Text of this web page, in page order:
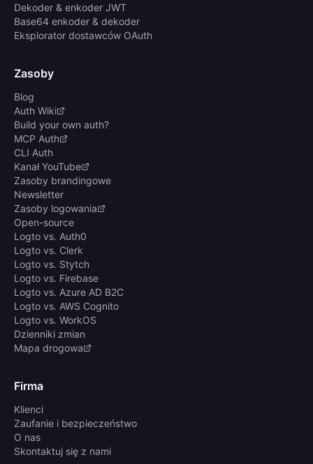
Dekoder & enkoder JWT
Base64 enkoder & dekoder
Eksplorator dostawców OAuth
Zasoby
Blog
Auth Wiki
Build your own auth?
MCP Auth
CLI Auth
Kanał YouTube
Zasoby brandingowe
Newsletter
Zasoby logowania
Open-source
Logto vs. Auth0
Logto vs. Clerk
Logto vs. Stytch
Logto vs. Firebase
Logto vs. Azure AD B2C
Logto vs. AWS Cognito
Logto vs. WorkOS
Dzienniki zmian
Mapa drogowa
Firma
Klienci
Zaufanie i bezpieczeństwo
O nas
Skontaktuj się z nami